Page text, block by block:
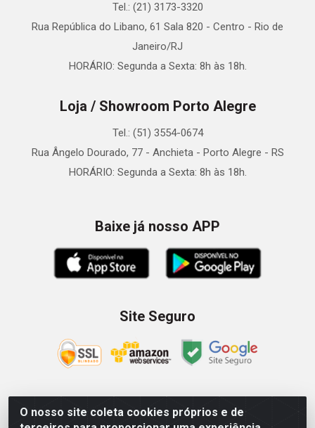
O nosso site coleta cookies próprios e de
Tel.: (21) 3173-3320
Rua República do Libano, 61 Sala 820 - Centro - Rio de
Janeiro/RJ
HORÁRIO: Segunda a Sexta: 8h às 18h.
Loja / Showroom Porto Alegre
Tel.: (51) 3554-0674
Rua Ângelo Dourado, 77 - Anchieta - Porto Alegre - RS
HORÁRIO: Segunda a Sexta: 8h às 18h.
Baixe já nosso APP
Site Seguro
Zein Importação e Comércio LTDA - Av. Senador Queiróz, 274